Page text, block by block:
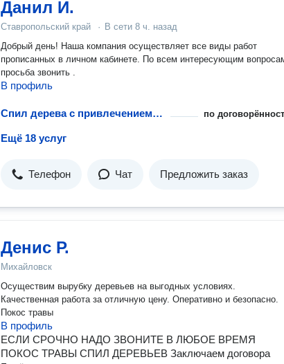
Данил И.
Ставропольский край · В сети 8 ч. назад
Добрый день! Наша компания осуществляет все виды работ
прописанных в личном кабинете. По всем интересующим
просьба звонить .
В профиль
Спил дерева с привлечением промышленного альпиниста по
Ещё 18 услуг
Телефон Чат Предложить заказ
Денис Р.
Михайловск
Осуществим вырубку деревьев на выгодных условиях.
Качественная работа за отличную цену. Оперативно и безопасно.
Покос травы
В профиль
ЕСЛИ СРОЧНО НАДО ЗВОНИТЕ В ЛЮБОЕ ВРЕМЯ
ПОКОС ТРАВЫ СПИЛ ДЕРЕВЬЕВ Заключаем договора